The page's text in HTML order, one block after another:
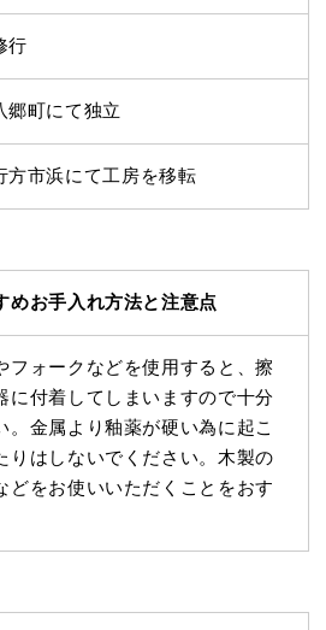
行
郷町にて独立
方市浜にて工房を移転
めお手入れ方法と注意点
フォークなどを使用すると、擦
に付着してしまいますので十分
金属より釉薬が硬い為に起こ
りはしないでください。木製の
どをお使いいただくことをおす